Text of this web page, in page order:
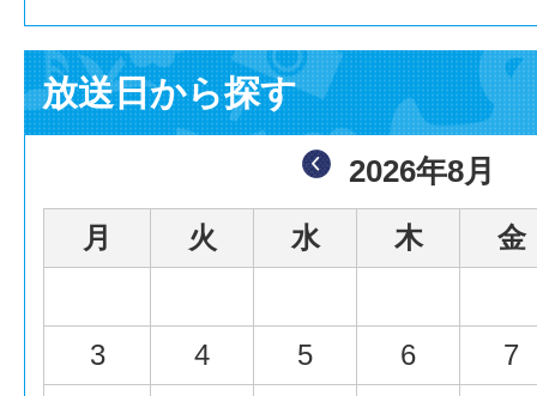
放送日から探す
2026年8月
月 火 水 木 金
3 4 5 6
7